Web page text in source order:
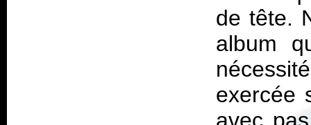
de tête.
album
exercée